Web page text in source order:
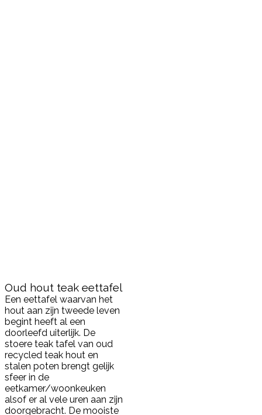
Oud hout teak eettafel
Een eettafel waarvan het
hout aan zijn tweede leven
begint heeft al een
doorleefd uiterlijk. De
stoere teak tafel van oud
recycled teak hout en
stalen poten brengt gelijk
sfeer in de
eetkamer/woonkeuken
alsof er al vele uren aan zijn
doorgebracht. De mooiste